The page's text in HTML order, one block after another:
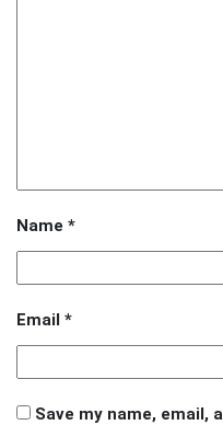
Name *
Email *
Save my name, email,